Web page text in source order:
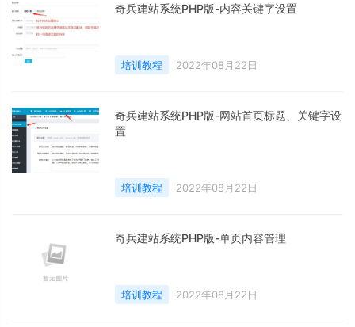
奇兵建站系统PHP版-内容关键字设置
培训教程 2022年08月22日
奇兵建站系统PHP版-网站首页标题、关键字设
置
培训教程 2022年08月22日
奇兵建站系统PHP版-单页内容管理
培训教程 2022年08月22日